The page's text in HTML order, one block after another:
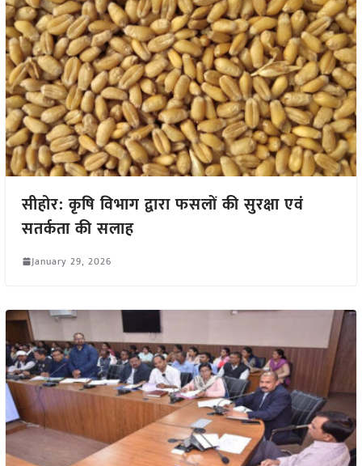
सीहोर: कृषि विभाग द्वारा फसलों की सुरक्षा एवं
सतर्कता की सलाह
January 29, 2026